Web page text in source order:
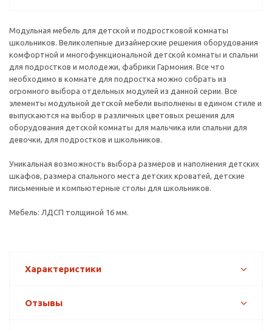
Модульная мебель для детской и подростковой комнаты
школьников. Великолепные дизайнерские решения оборудования
комфортной и многофункциональной детской комнаты и спальни
для подростков и молодежи, фабрики Гармония. Все что
необходимо в комнате для подростка можно собрать из
огромного выбора отдельных модулей из данной серии. Все
элементы модульной детской мебели выполнены в едином стиле и
выпускаются на выбор в различных цветовых решения для
оборудования детской комнаты для мальчика или спальни для
девочки, для подростков и школьников.
Уникальная возможность выбора размеров и наполнения детских
шкафов, размера спального места детских кроватей, детские
письменные и компьютерные столы для школьников.
Мебель: ЛДСП толщиной 16 мм.
Характеристики
Отзывы